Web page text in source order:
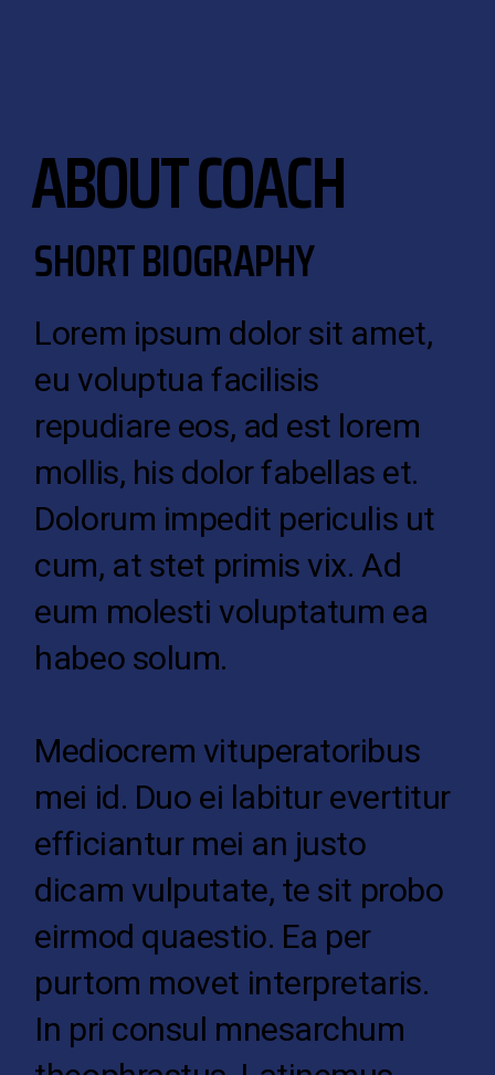
ABOUT COACH
SHORT BIOGRAPHY
Lorem ipsum dolor sit amet,
eu voluptua facilisis
repudiare eos, ad est lorem
mollis, his dolor fabellas et.
Dolorum impedit periculis ut
cum, at stet primis vix. Ad
eum molesti voluptatum ea
habeo solum.
Mediocrem vituperatoribus
mei id. Duo ei labitur evertitur
efficiantur mei an justo
dicam vulputate, te sit probo
eirmod quaestio. Ea per
purtom movet interpretaris.
In pri consul mnesarchum